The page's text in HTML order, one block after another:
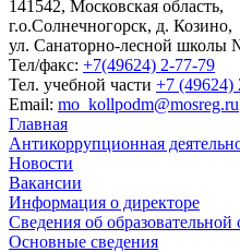
141542, Московская область,
г.о.Солнечногорск, д. Козино,
ул. Санаторно-лесной школы
Тел/факс: +7(49624) 2-77-79
Тел. учебной части +7 (49624)
Email: mo_kollpodm@mosreg.ru
Главная
Антикоррупционная
Новости
Вакансии
Информация о директоре
Сведения об образовательной
Основные сведения